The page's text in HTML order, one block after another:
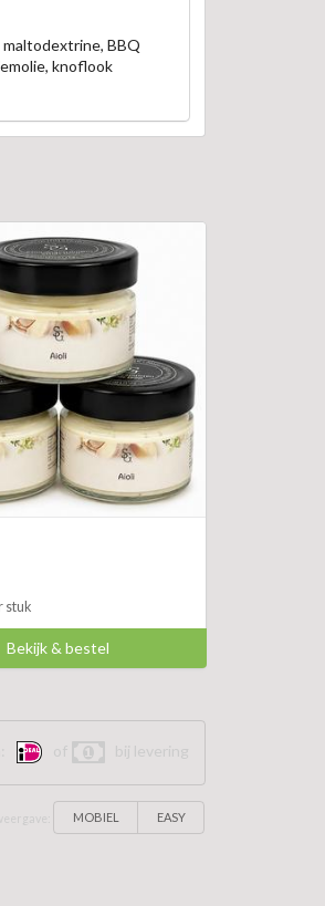
maltodextrine, BBQ
knoflook
stuk
Bekijk & bestel
of bij levering
MOBIEL EASY